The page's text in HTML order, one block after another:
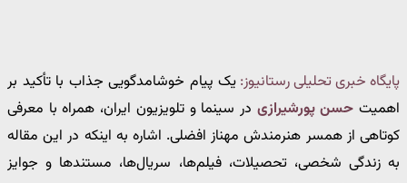
پایگاه خبری تحلیلی رستانیوز: یک پیام خوشامدگویی جذاب با تأکید بر
اهمیت حسن پورشیرازی در سینما و تلویزیون ایران، همراه با معرفی
کوتاهی از همسر هنرمندش مهناز افضلی. اشاره به اینکه در این مقاله
به زندگی شخصی، تحصیلات، فیلم‌ها، سریال‌ها، مستندها و جوایز